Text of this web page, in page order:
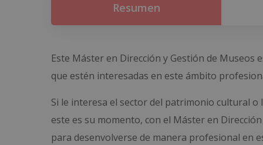
Resumen
Este Máster en Dirección y Gestión de
que estén interesadas en este ámbito
Si le interesa el sector del patrimonio cultural
este es su momento, con el Máster en
para desenvolverse de manera profesional en